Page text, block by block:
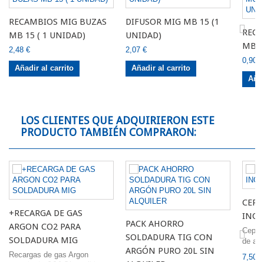
RECAMBIOS MIG BUZAS
MB 15 ( 1 UNIDAD)
2,48 €
Añadir al carrito
DIFUSOR MIG MB 15 (1
UNIDAD)
2,07 €
Añadir al carrito
MB
0,90 €
LOS CLIENTES QUE ADQUIRIERON ESTE
PRODUCTO TAMBIÉN COMPRARON:
+RECARGA DE GAS
ARGON CO2 PARA
SOLDADURA MIG
Recargas de gas Argon
PACK AHORRO
SOLDADURA TIG CON
ARGÓN PURO 20L SIN
de
7,50 €